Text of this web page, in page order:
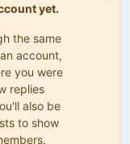
yet.
the same
account,
you were
replies
also be
to show